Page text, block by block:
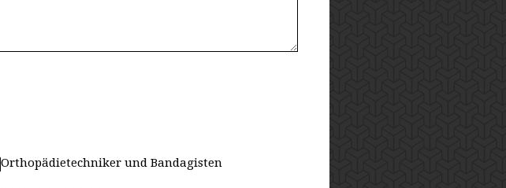
Orthopädietechniker und Bandagisten